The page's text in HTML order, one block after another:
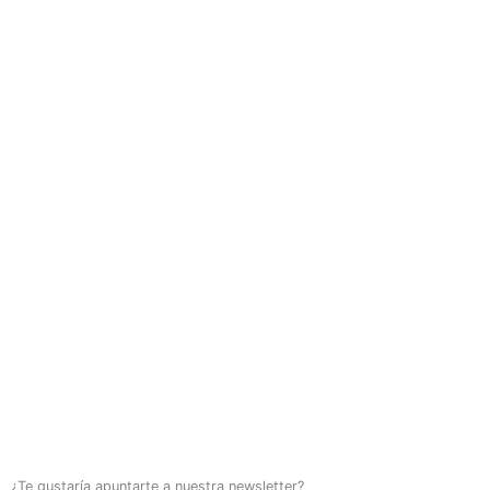
¿Te gustaría apuntarte a nuestra newsletter?